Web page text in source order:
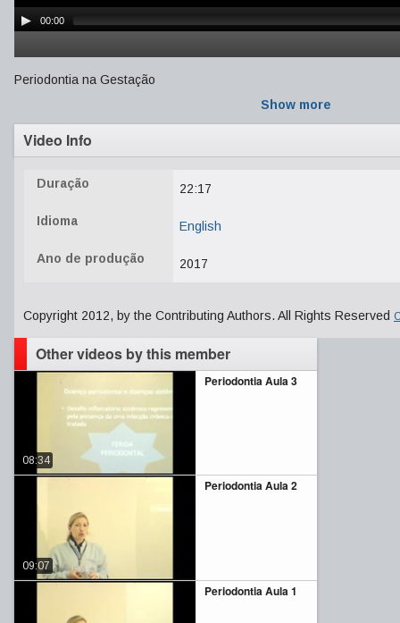
00:00
Periodontia na Gestação
Show more
Video Info
Duração 22:17
Idioma English
Ano de produção 2017
Copyright 2012, by the Contributing Authors. All Rights Reserved
Other videos by this member
Periodontia Aula 3
08:34
Periodontia Aula 2
09:07
Periodontia Aula 1